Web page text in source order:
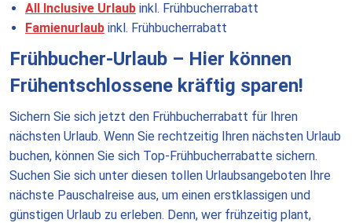
All Inclusive Urlaub inkl. Frühbucherrabatt
Famienurlaub inkl. Frühbucherrabatt
Frühbucher-Urlaub – Hier können
Frühentschlossene kräftig sparen!
Sichern Sie sich jetzt den Frühbucherrabatt für Ihren
nächsten Urlaub. Wenn Sie rechtzeitig Ihren nächsten Urlaub
buchen, können Sie sich Top-Frühbucherrabatte sichern.
Suchen Sie sich unter diesen tollen Urlaubsangeboten Ihre
nächste Pauschalreise aus, um einen erstklassigen und
günstigen Urlaub zu erleben. Denn, wer frühzeitig plant,